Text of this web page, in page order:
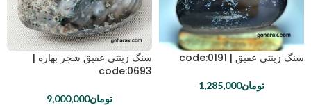
سنگ زینتی عقیق | code:0191
تومان1,285,000
سنگ زینتی عقیق شجر بهاره |
code:0693
تومان9,000,000